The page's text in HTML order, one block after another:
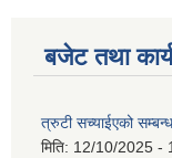
बजेट तथा
त्रुटी सच्याईएको
मिति: 12/10/2025 -